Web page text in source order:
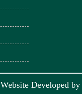
Website Developed by